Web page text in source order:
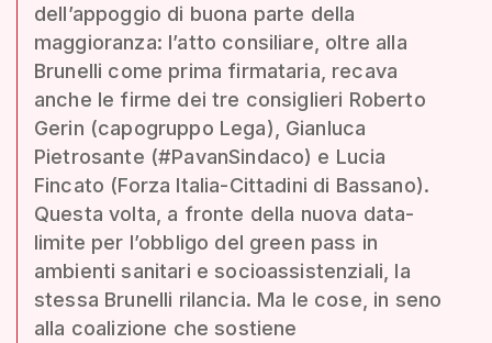
dell’appoggio di buona parte della
maggioranza: l’atto consiliare, oltre alla
Brunelli come prima firmataria, recava
anche le firme dei tre consiglieri Roberto
Gerin (capogruppo Lega), Gianluca
Pietrosante (#PavanSindaco) e Lucia
Fincato (Forza Italia-Cittadini di Bassano).
Questa volta, a fronte della nuova data-
limite per l’obbligo del green pass in
ambienti sanitari e socioassistenziali, la
stessa Brunelli rilancia. Ma le cose, in seno
alla coalizione che sostiene